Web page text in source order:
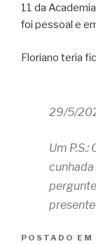
11 da
foi pessoal e
Floriano teria
29/5/
Um
cunhada
POSTADO EM